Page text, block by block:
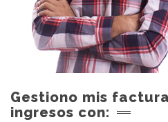
Gestiono mis
ingresos con: